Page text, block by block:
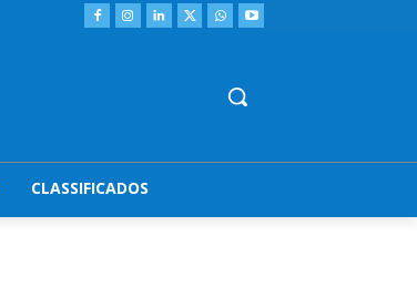
CLASSIFICADOS